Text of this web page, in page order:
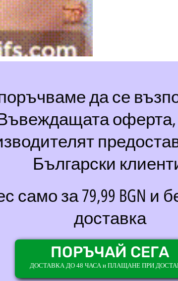
да се
оферта,
Български
само за 79,99 BGN и
доставка
ПОРЪЧАЙ СЕГА
ДОСТАВКА ДО 48 ЧАСА и ПЛАЩАНЕ ПРИ